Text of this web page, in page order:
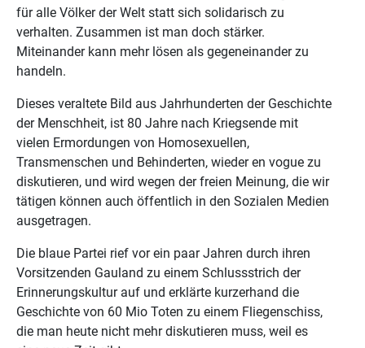
für alle Völker der Welt statt sich solidarisch zu
verhalten. Zusammen ist man doch stärker.
Miteinander kann mehr lösen als gegeneinander zu
handeln.
Dieses veraltete Bild aus Jahrhunderten der Geschichte
der Menschheit, ist 80 Jahre nach Kriegsende mit
vielen Ermordungen von Homosexuellen,
Transmenschen und Behinderten, wieder en vogue zu
diskutieren, und wird wegen der freien Meinung, die wir
tätigen können auch öffentlich in den Sozialen Medien
ausgetragen.
Die blaue Partei rief vor ein paar Jahren durch ihren
Vorsitzenden Gauland zu einem Schlussstrich der
Erinnerungskultur auf und erklärte kurzerhand die
Geschichte von 60 Mio Toten zu einem Fliegenschiss,
die man heute nicht mehr diskutieren muss, weil es